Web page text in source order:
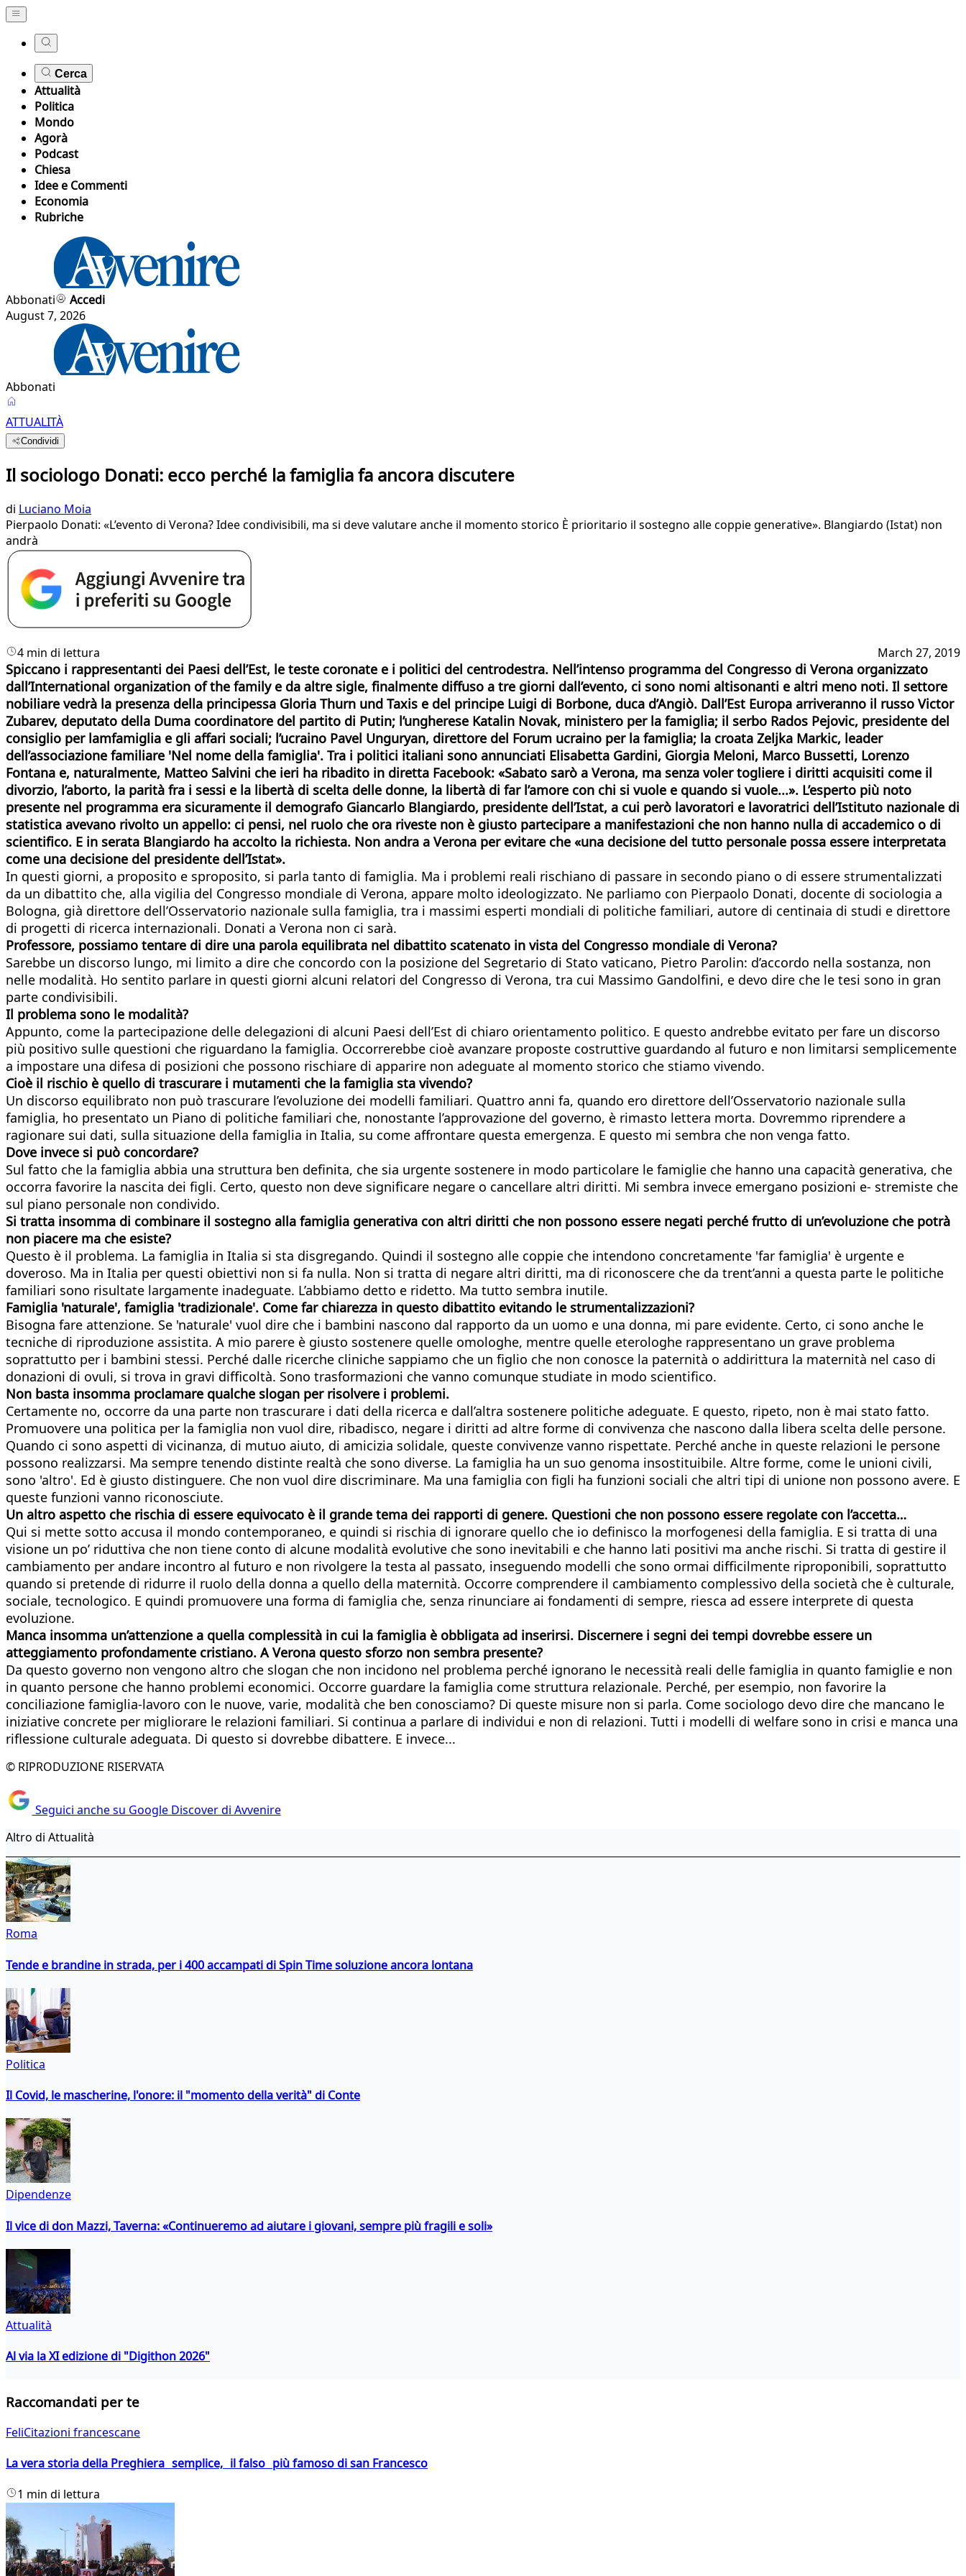
Cerca
Attualità
Politica
Mondo
Agorà
Podcast
Chiesa
Idee e Commenti
Economia
Rubriche
Abbonati
Accedi
August 7, 2026
Abbonati
ATTUALITÀ
Condividi
Il sociologo Donati: ecco perché la famiglia fa ancora discutere
di Luciano Moia
Pierpaolo Donati: «L’evento di Verona? Idee condivisibili, ma si deve valutare anche il momento storico È prioritario il sostegno alle coppie generative». Blangiardo (Istat) non
andrà
4 min di lettura March 27, 2019
Spiccano i rappresentanti dei Paesi dell’Est, le teste coronate e i politici del centrodestra. Nell’intenso programma del Congresso di Verona organizzato
dall’International organization of the family e da altre sigle, finalmente diffuso a tre giorni dall’evento, ci sono nomi altisonanti e altri meno noti. Il settore
nobiliare vedrà la presenza della principessa Gloria Thurn und Taxis e del principe Luigi di Borbone, duca d’Angiò. Dall’Est Europa arriveranno il russo Victor
Zubarev, deputato della Duma coordinatore del partito di Putin; l’ungherese Katalin Novak, ministero per la famiglia; il serbo Rados Pejovic, presidente del
consiglio per lamfamiglia e gli affari sociali; l’ucraino Pavel Unguryan, direttore del Forum ucraino per la famiglia; la croata Zeljka Markic, leader
dell’associazione familiare 'Nel nome della famiglia'. Tra i politici italiani sono annunciati Elisabetta Gardini, Giorgia Meloni, Marco Bussetti, Lorenzo
Fontana e, naturalmente, Matteo Salvini che ieri ha ribadito in diretta Facebook: «Sabato sarò a Verona, ma senza voler togliere i diritti acquisiti come il
divorzio, l’aborto, la parità fra i sessi e la libertà di scelta delle donne, la libertà di far l’amore con chi si vuole e quando si vuole...». L’esperto più noto
presente nel programma era sicuramente il demografo Giancarlo Blangiardo, presidente dell’Istat, a cui però lavoratori e lavoratrici dell’Istituto nazionale di
statistica avevano rivolto un appello: ci pensi, nel ruolo che ora riveste non è giusto partecipare a manifestazioni che non hanno nulla di accademico o di
scientifico. E in serata Blangiardo ha accolto la richiesta. Non andra a Verona per evitare che «una decisione del tutto personale possa essere interpretata
come una decisione del presidente dell’Istat».
In questi giorni, a proposito e sproposito, si parla tanto di famiglia. Ma i problemi reali rischiano di passare in secondo piano o di essere strumentalizzati
da un dibattito che, alla vigilia del Congresso mondiale di Verona, appare molto ideologizzato. Ne parliamo con Pierpaolo Donati, docente di sociologia a
Bologna, già direttore dell’Osservatorio nazionale sulla famiglia, tra i massimi esperti mondiali di politiche familiari, autore di centinaia di studi e direttore
di progetti di ricerca internazionali. Donati a Verona non ci sarà.
Professore, possiamo tentare di dire una parola equilibrata nel dibattito scatenato in vista del Congresso mondiale di Verona?
Sarebbe un discorso lungo, mi limito a dire che concordo con la posizione del Segretario di Stato vaticano, Pietro Parolin: d’accordo nella sostanza, non
nelle modalità. Ho sentito parlare in questi giorni alcuni relatori del Congresso di Verona, tra cui Massimo Gandolfini, e devo dire che le tesi sono in gran
parte condivisibili.
Il problema sono le modalità?
Appunto, come la partecipazione delle delegazioni di alcuni Paesi dell’Est di chiaro orientamento politico. E questo andrebbe evitato per fare un discorso
più positivo sulle questioni che riguardano la famiglia. Occorrerebbe cioè avanzare proposte costruttive guardando al futuro e non limitarsi semplicemente
a impostare una difesa di posizioni che possono rischiare di apparire non adeguate al momento storico che stiamo vivendo.
Cioè il rischio è quello di trascurare i mutamenti che la famiglia sta vivendo?
Un discorso equilibrato non può trascurare l’evoluzione dei modelli familiari. Quattro anni fa, quando ero direttore dell’Osservatorio nazionale sulla
famiglia, ho presentato un Piano di politiche familiari che, nonostante l’approvazione del governo, è rimasto lettera morta. Dovremmo riprendere a
ragionare sui dati, sulla situazione della famiglia in Italia, su come affrontare questa emergenza. E questo mi sembra che non venga fatto.
Dove invece si può concordare?
Sul fatto che la famiglia abbia una struttura ben definita, che sia urgente sostenere in modo particolare le famiglie che hanno una capacità generativa, che
occorra favorire la nascita dei figli. Certo, questo non deve significare negare o cancellare altri diritti. Mi sembra invece emergano posizioni e- stremiste che
sul piano personale non condivido.
Si tratta insomma di combinare il sostegno alla famiglia generativa con altri diritti che non possono essere negati perché frutto di un’evoluzione che potrà
non piacere ma che esiste?
Questo è il problema. La famiglia in Italia si sta disgregando. Quindi il sostegno alle coppie che intendono concretamente 'far famiglia' è urgente e
doveroso. Ma in Italia per questi obiettivi non si fa nulla. Non si tratta di negare altri diritti, ma di riconoscere che da trent’anni a questa parte le politiche
familiari sono risultate largamente inadeguate. L’abbiamo detto e ridetto. Ma tutto sembra inutile.
Famiglia 'naturale', famiglia 'tradizionale'. Come far chiarezza in questo dibattito evitando le strumentalizzazioni?
Bisogna fare attenzione. Se 'naturale' vuol dire che i bambini nascono dal rapporto da un uomo e una donna, mi pare evidente. Certo, ci sono anche le
tecniche di riproduzione assistita. A mio parere è giusto sostenere quelle omologhe, mentre quelle eterologhe rappresentano un grave problema
soprattutto per i bambini stessi. Perché dalle ricerche cliniche sappiamo che un figlio che non conosce la paternità o addirittura la maternità nel caso di
donazioni di ovuli, si trova in gravi difficoltà. Sono trasformazioni che vanno comunque studiate in modo scientifico.
Non basta insomma proclamare qualche slogan per risolvere i problemi.
Certamente no, occorre da una parte non trascurare i dati della ricerca e dall’altra sostenere politiche adeguate. E questo, ripeto, non è mai stato fatto.
Promuovere una politica per la famiglia non vuol dire, ribadisco, negare i diritti ad altre forme di convivenza che nascono dalla libera scelta delle persone.
Quando ci sono aspetti di vicinanza, di mutuo aiuto, di amicizia solidale, queste convivenze vanno rispettate. Perché anche in queste relazioni le persone
possono realizzarsi. Ma sempre tenendo distinte realtà che sono diverse. La famiglia ha un suo genoma insostituibile. Altre forme, come le unioni civili,
sono 'altro'. Ed è giusto distinguere. Che non vuol dire discriminare. Ma una famiglia con figli ha funzioni sociali che altri tipi di unione non possono avere. E
queste funzioni vanno riconosciute.
Un altro aspetto che rischia di essere equivocato è il grande tema dei rapporti di genere. Questioni che non possono essere regolate con l’accetta…
Qui si mette sotto accusa il mondo contemporaneo, e quindi si rischia di ignorare quello che io definisco la morfogenesi della famiglia. E si tratta di una
visione un po’ riduttiva che non tiene conto di alcune modalità evolutive che sono inevitabili e che hanno lati positivi ma anche rischi. Si tratta di gestire il
cambiamento per andare incontro al futuro e non rivolgere la testa al passato, inseguendo modelli che sono ormai difficilmente riproponibili, soprattutto
quando si pretende di ridurre il ruolo della donna a quello della maternità. Occorre comprendere il cambiamento complessivo della società che è culturale,
sociale, tecnologico. E quindi promuovere una forma di famiglia che, senza rinunciare ai fondamenti di sempre, riesca ad essere interprete di questa
evoluzione.
Manca insomma un’attenzione a quella complessità in cui la famiglia è obbligata ad inserirsi. Discernere i segni dei tempi dovrebbe essere un
atteggiamento profondamente cristiano. A Verona questo sforzo non sembra presente?
Da questo governo non vengono altro che slogan che non incidono nel problema perché ignorano le necessità reali delle famiglia in quanto famiglie e non
in quanto persone che hanno problemi economici. Occorre guardare la famiglia come struttura relazionale. Perché, per esempio, non favorire la
conciliazione famiglia-lavoro con le nuove, varie, modalità che ben conosciamo? Di queste misure non si parla. Come sociologo devo dire che mancano le
iniziative concrete per migliorare le relazioni familiari. Si continua a parlare di individui e non di relazioni. Tutti i modelli di welfare sono in crisi e manca una
riflessione culturale adeguata. Di questo si dovrebbe dibattere. E invece...
© RIPRODUZIONE RISERVATA
Seguici anche su Google Discover di Avvenire
Altro di Attualità
Roma
Tende e brandine in strada, per i 400 accampati di Spin Time soluzione ancora lontana
Politica
Il Covid, le mascherine, l'onore: il "momento della verità" di Conte
Dipendenze
Il vice di don Mazzi, Taverna: «Continueremo ad aiutare i giovani, sempre più fragili e soli»
Attualità
Al via la XI edizione di "Digithon 2026"
Raccomandati per te
FeliCitazioni francescane
La vera storia della Preghiera semplice, il falso più famoso di san Francesco
1 min di lettura